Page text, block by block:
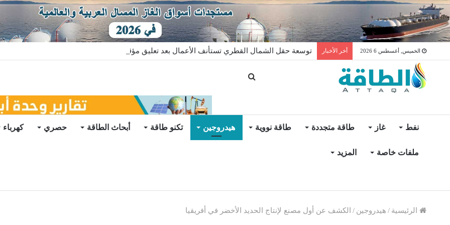
الخميس, أغسطس 6 2026 أخر الأخبار توسعة حقل الشمال القطري تستأنف الأعمال بعد تعليق مؤقت
نفط غاز طاقة متجددة طاقة نووية هيدروجين تكنو طاقة أبحاث الطاقة حصري كهرباء
ملفات خاصة المزيد
الرئيسية / هيدروجين / الكشف عن أول مصنع لإنتاج الحديد الأخضر في أفريقيا